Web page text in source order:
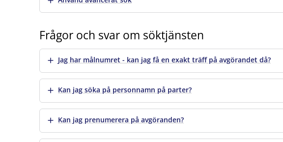
Frågor och svar om söktjänsten
Visa merJag har målnumret - kan jag få en exakt träff på avgörandet då?
Visa merKan jag söka på personnamn på parter?
Visa merKan jag prenumerera på avgöranden?